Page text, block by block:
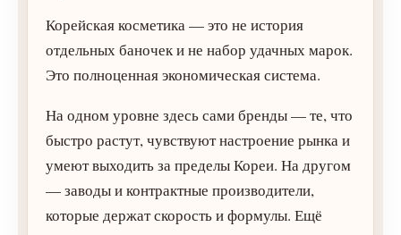
Корейская косметика — это не история
отдельных баночек и не набор удачных марок.
Это полноценная экономическая система.
На одном уровне здесь сами бренды — те, что
быстро растут, чувствуют настроение рынка и
умеют выходить за пределы Кореи. На другом
— заводы и контрактные производители,
которые держат скорость и формулы. Ещё